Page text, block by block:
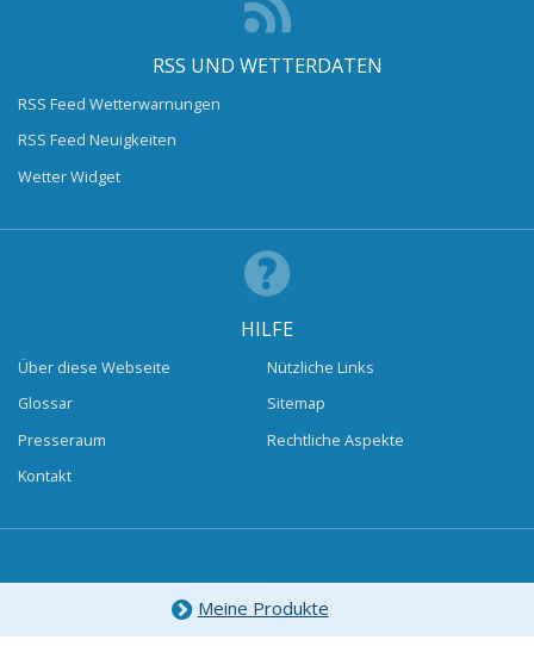
RSS UND WETTERDATEN
RSS Feed Wetterwarnungen
RSS Feed Neuigkeiten
Wetter Widget
HILFE
Über diese Webseite
Glossar
Presseraum
Kontakt
Nützliche Links
Sitemap
Rechtliche Aspekte
Meine Produkte